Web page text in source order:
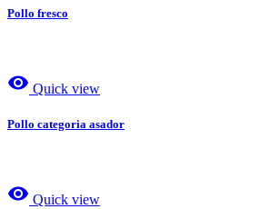
Pollo fresco
visibility Quick view
Pollo categoria asador
visibility Quick view